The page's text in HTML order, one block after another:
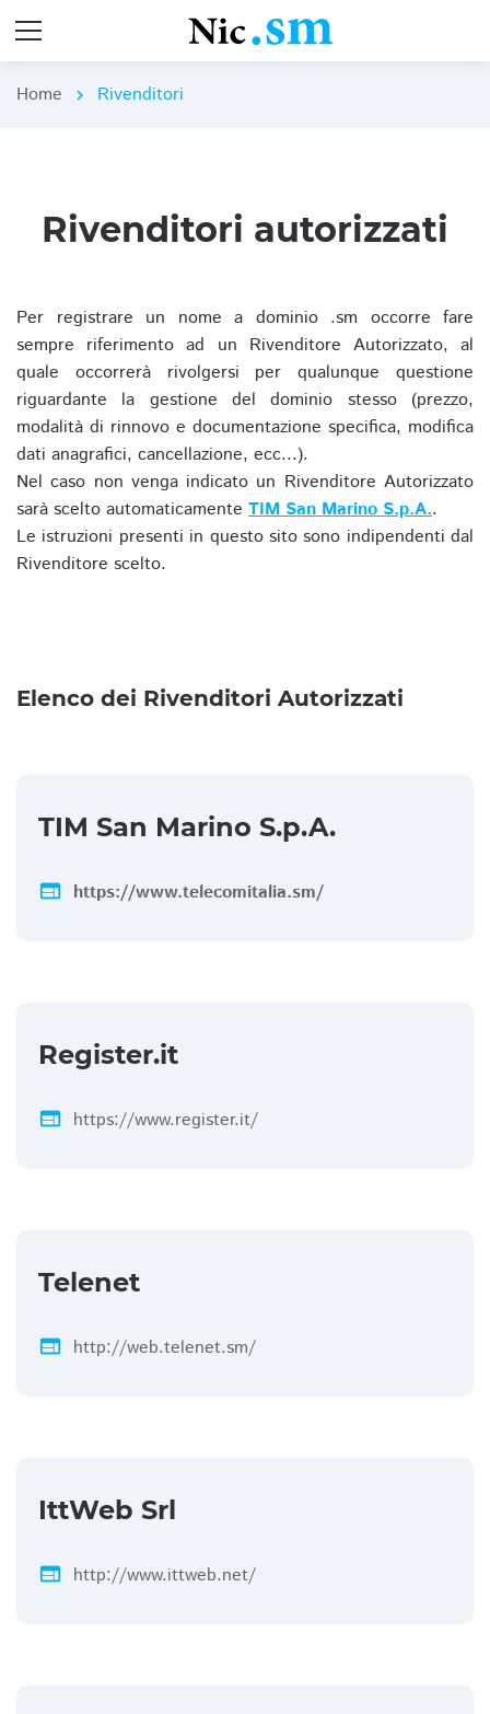
Home chevron_right Rivenditori
Rivenditori autorizzati
Per registrare un nome a dominio .sm occorre fare
sempre riferimento ad un Rivenditore Autorizzato, al
quale occorrerà rivolgersi per qualunque questione
riguardante la gestione del dominio stesso (prezzo,
modalità di rinnovo e documentazione specifica, modifica
dati anagrafici, cancellazione, ecc...).
Nel caso non venga indicato un Rivenditore Autorizzato
sarà scelto automaticamente TIM San Marino S.p.A..
Le istruzioni presenti in questo sito sono indipendenti dal
Rivenditore scelto.
Elenco dei Rivenditori Autorizzati
TIM San Marino S.p.A.
web https://www.telecomitalia.sm/
Register.it
web https://www.register.it/
Telenet
web http://web.telenet.sm/
IttWeb Srl
web http://www.ittweb.net/